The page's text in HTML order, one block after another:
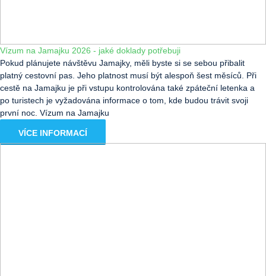
Vízum na Jamajku 2026 - jaké doklady potřebuji
Pokud plánujete návštěvu Jamajky, měli byste si se sebou přibalit
platný cestovní pas. Jeho platnost musí být alespoň šest měsíců. Při
cestě na Jamajku je při vstupu kontrolována také zpáteční letenka a
po turistech je vyžadována informace o tom, kde budou trávit svoji
první noc. Vízum na Jamajku
VÍCE INFORMACÍ